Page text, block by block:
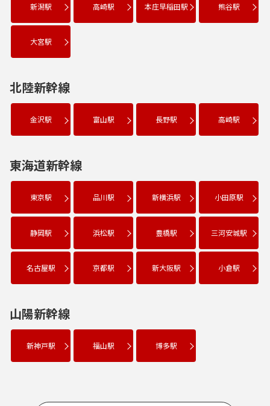
新潟駅 高崎駅 本庄早稲田駅 熊谷駅
大宮駅
北陸新幹線
金沢駅 富山駅 長野駅 高崎駅
東海道新幹線
東京駅 品川駅 新横浜駅 小田原駅
静岡駅 浜松駅 豊橋駅 三河安城駅
名古屋駅 京都駅 新大阪駅 小倉駅
山陽新幹線
新神戸駅 福山駅 博多駅